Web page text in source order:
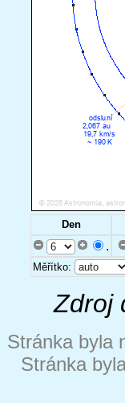
Den
.
Měřítko:
Zdroj
Stránka byla
Stránka